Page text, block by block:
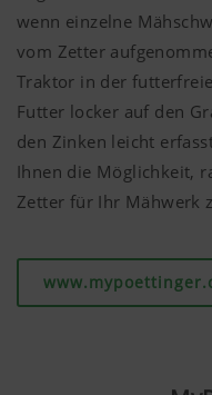
wenn einzelne
vom Zetter
Traktor in der
Futter locker auf den
den Zinken leicht
Ihnen die Möglichkeit,
Zetter für Ihr Mähwerk